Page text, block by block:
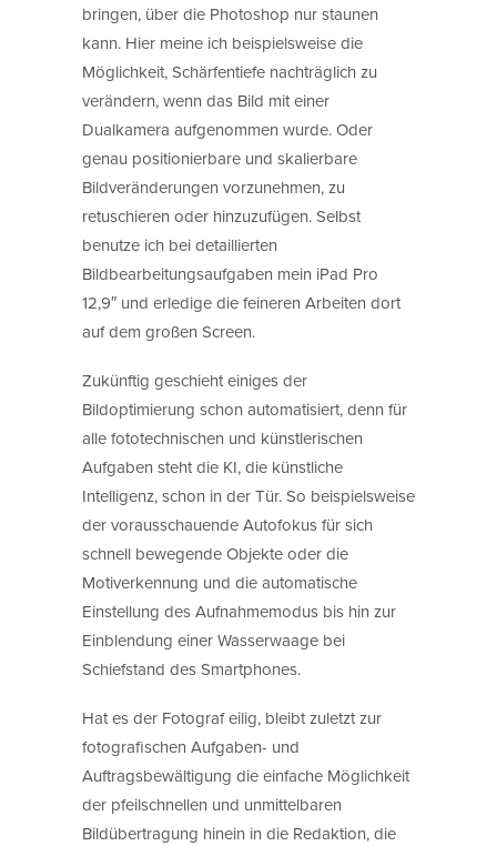
bringen, über die Photoshop nur staunen
kann. Hier meine ich beispielsweise die
Möglichkeit, Schärfentiefe nachträglich zu
verändern, wenn das Bild mit einer
Dualkamera aufgenommen wurde. Oder
genau positionierbare und skalierbare
Bildveränderungen vorzunehmen, zu
retuschieren oder hinzuzufügen. Selbst
benutze ich bei detaillierten
Bildbearbeitungsaufgaben mein iPad Pro
12,9″ und erledige die feineren Arbeiten dort
auf dem großen Screen.
Zukünftig geschieht einiges der
Bildoptimierung schon automatisiert, denn für
alle fototechnischen und künstlerischen
Aufgaben steht die KI, die künstliche
Intelligenz, schon in der Tür. So beispielsweise
der vorausschauende Autofokus für sich
schnell bewegende Objekte oder die
Motiverkennung und die automatische
Einstellung des Aufnahmemodus bis hin zur
Einblendung einer Wasserwaage bei
Schiefstand des Smartphones.
Hat es der Fotograf eilig, bleibt zuletzt zur
fotografischen Aufgaben- und
Auftragsbewältigung die einfache Möglichkeit
der pfeilschnellen und unmittelbaren
Bildübertragung hinein in die Redaktion, die